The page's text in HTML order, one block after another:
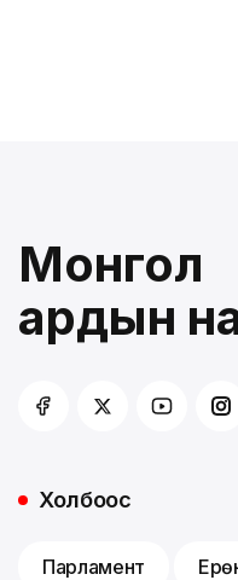
Монгол
ардын
Холбоос
Парламент